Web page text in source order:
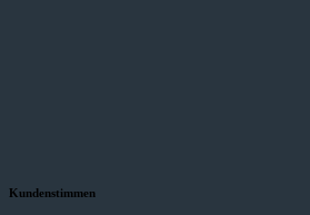
Kundenstimmen